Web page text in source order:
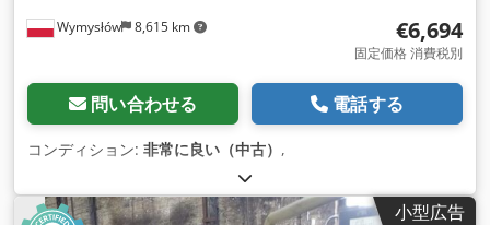
Wymysłów 8,615 km €6,694
固定価格 消費税別
問い合わせる 電話する
コンディション: 非常に良い（中古） ,
小型広告